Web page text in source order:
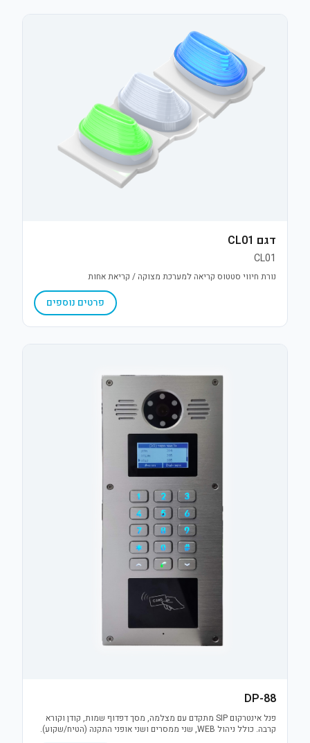
דגם CL01
CL01
נורת חיווי סטטוס קריאה למערכת מצוקה / קריאת אחות
פרטים נוספים
DP-88
פנל אינטרקום SIP מתקדם עם מצלמה, מסך דפדוף שמות, קודן וקורא
קרבה. כולל ניהול WEB, שני ממסרים ושני אופני התקנה (הטיח/שקוע).